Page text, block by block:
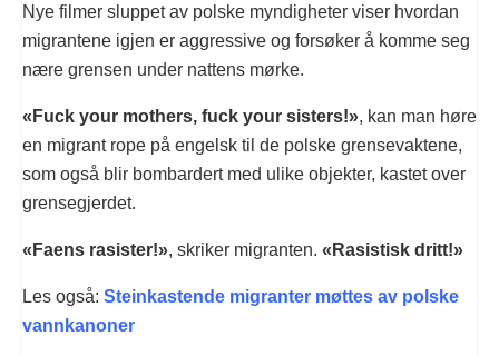
Nye filmer sluppet av polske myndigheter viser hvordan
migrantene igjen er aggressive og forsøker å komme seg
nære grensen under nattens mørke.
«Fuck your mothers, fuck your sisters!», kan man høre
en migrant rope på engelsk til de polske grensevaktene,
som også blir bombardert med ulike objekter, kastet over
grensegjerdet.
«Faens rasister!», skriker migranten. «Rasistisk dritt!»
Les også: Steinkastende migranter møttes av polske
vannkanoner